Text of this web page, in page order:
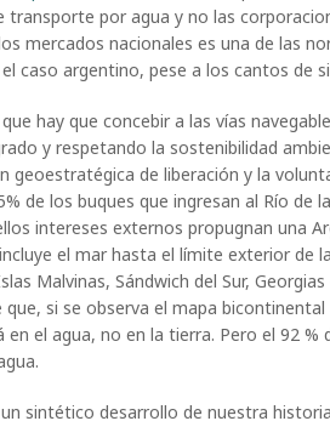
transporte por agua y no las
mercados nacionales es una de las
caso argentino, pese a los cantos de
hay que concebir a las vías
y respetando la sostenibilidad
geoestratégica de liberación y la
de los buques que ingresan al Río de
intereses externos propugnan una
el mar hasta el límite exterior de
Malvinas, Sándwich del Sur,
si se observa el mapa
en el agua, no en la tierra. Pero el 92
sintético desarrollo de nuestra